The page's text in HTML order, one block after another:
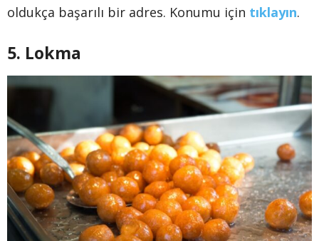
oldukça başarılı bir adres. Konumu için tıklayın.
5. Lokma